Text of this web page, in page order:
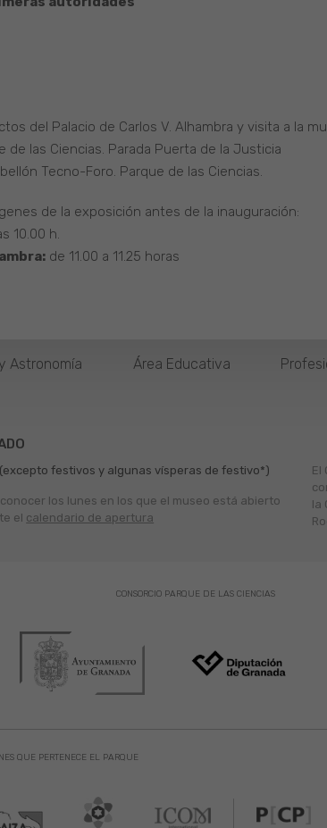
del Palacio de Carlos V. Alhambra y visita a la
de las Ciencias. Parada Puerta de la Justicia
Tecno-Foro. Parque de las Ciencias.
de la exposición antes de la inauguración:
10.00 h.
de 11.00 a 11.25 horas
Astronomía Área Educativa
festivos y algunas vísperas de festivo*)
los lunes en los que el museo está abierto
el calendario de apertura
El
la
QUE PERTENECE EL PARQUE
CONSORCIO PARQUE DE LAS CIENCIAS